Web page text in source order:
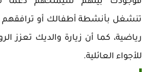
تنشغل بأنشطة أطفالك أو ترافقهم
رياضية، كما أن زيارة والديك تعزز
للأجواء العائلية.